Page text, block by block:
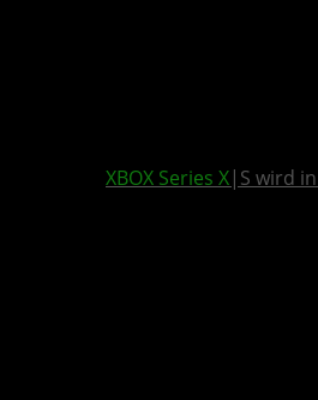
XBOX Series X|S wird